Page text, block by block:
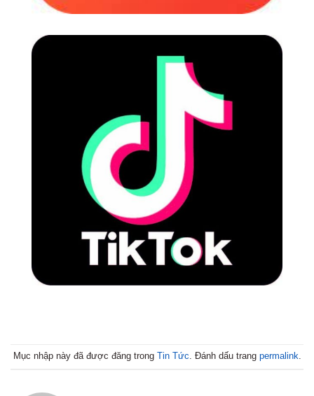
Mục nhập này đã được đăng trong Tin Tức. Đánh dấu trang permalink.